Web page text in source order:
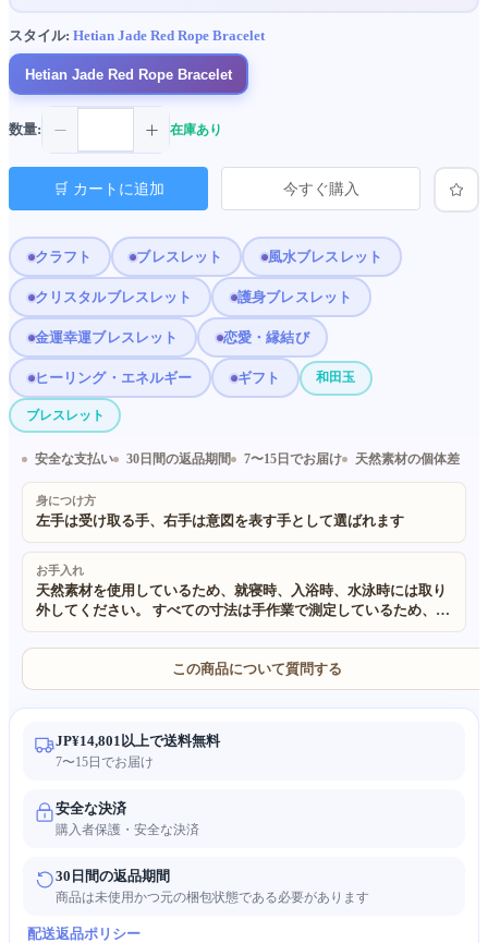
クラフト ブレスレット 風水ブレスレット
クリスタルブレスレット 護身ブレスレット
金運幸運ブレスレット 恋愛・縁結び
ヒーリング・エネルギー ギフト 和田玉
ブレスレット
スタイル: Hetian Jade Red Rope Bracelet
Hetian Jade Red Rope Bracelet
数量: 在庫あり
🛒 カートに追加 今すぐ購入
安全な支払い 30日間の返品期間 7〜15日でお届け 天然素材の個体差
身につけ方
左手は受け取る手、右手は意図を表す手として選ばれます
お手入れ
天然素材を使用しているため、就寝時、入浴時、水泳時には取り
外してください。 すべての寸法は手作業で測定しているため、
±0.5cm 程度の誤差が生じる場合があります。予めご了承くださ
い。 当社のすべての製品に使用されている素材は 100% 天然で環
境に優しいものです。 手作りかつ天然素材を使用しているため、
わずかな不規則さが生じる場合があります。また、照明やモニタ
ーの設定により、実物の色が画像と若干異なる場合があります。
この商品について質問する
JP¥14,801以上で送料無料
7〜15日でお届け
安全な決済
購入者保護・安全な決済
30日間の返品期間
商品は未使用かつ元の梱包状態である必要があります
配送返品ポリシー